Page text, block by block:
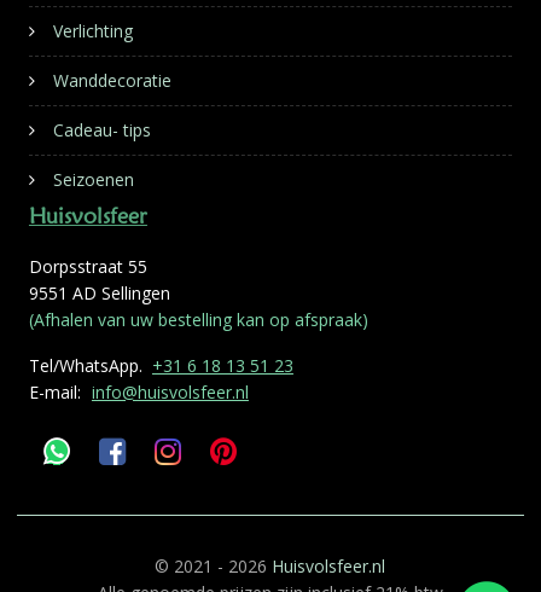
Verlichting
Wanddecoratie
Cadeau- tips
Seizoenen
Huisvolsfeer
Dorpsstraat 55
9551 AD Sellingen
(Afhalen van uw bestelling kan op afspraak)
Tel/WhatsApp. +31 6 18 13 51 23
E-mail: info@huisvolsfeer.nl
© 2021 - 2026 Huisvolsfeer.nl